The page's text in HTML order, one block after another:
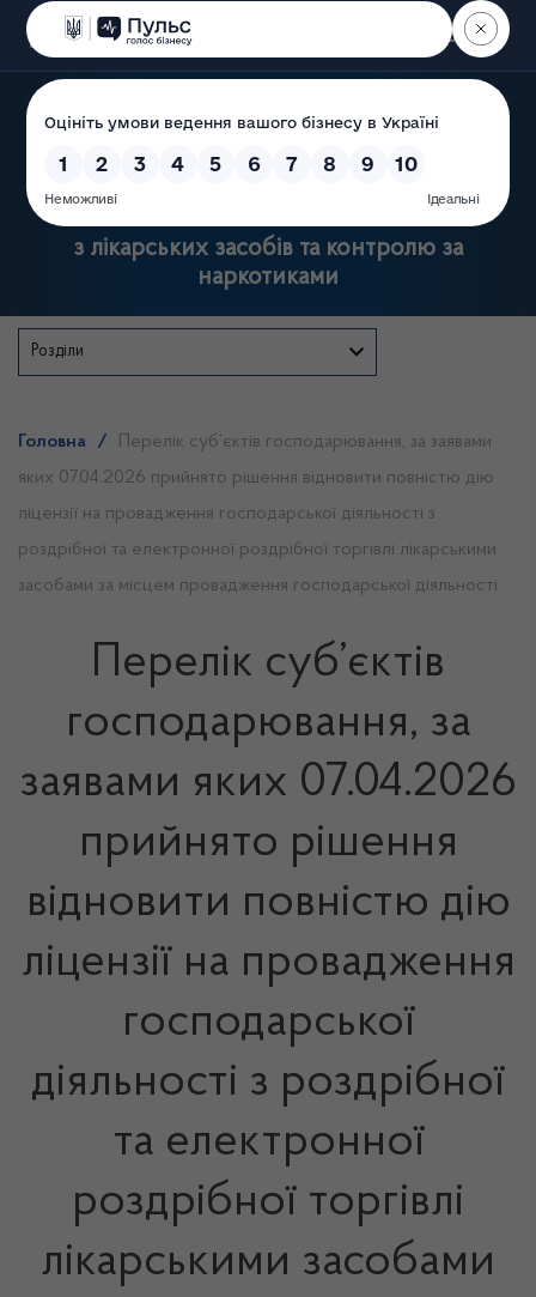
Пошук
Державна служба України
з лікарських засобів та контролю за
наркотиками
Розділи
Головна /
Перелік суб’єктів господарювання, за заявами
яких 07.04.2026 прийнято рішення відновити повністю дію
ліцензії на провадження господарської діяльності з
роздрібної та електронної роздрібної торгівлі лікарськими
засобами за місцем провадження господарської діяльності
Перелік суб’єктів
господарювання, за
заявами яких 07.04.2026
прийнято рішення
відновити повністю дію
ліцензії на провадження
господарської
діяльності з роздрібної
та електронної
роздрібної торгівлі
лікарськими засобами